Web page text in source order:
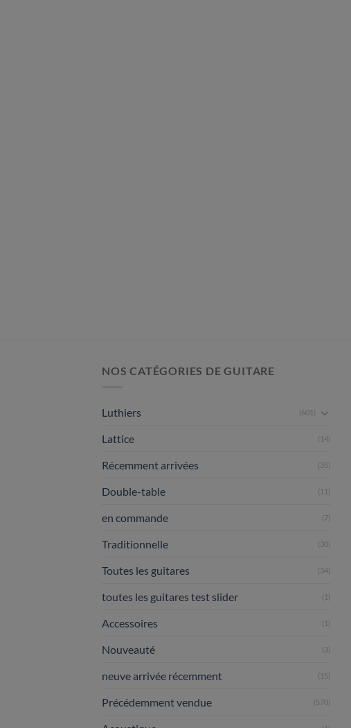
NOS CATÉGORIES DE GUITARE
Luthiers (601)
Lattice (14)
Récemment arrivées (35)
Double-table (11)
en commande (7)
Traditionnelle (30)
Toutes les guitares (34)
toutes les guitares test slider (1)
Accessoires (1)
Nouveauté (3)
neuve arrivée récemment (15)
Précédemment vendue (570)